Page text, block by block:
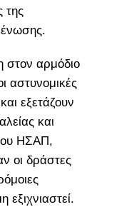
της
στον αρμόδιο
αστυνομικές
εξετάζουν
και
ΗΣΑΠ,
οι δράστες
εξιχνιαστεί.